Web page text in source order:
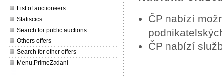
List of auctioneers
Statiscics
Search for public auctions
Others offers
Search for other offers
Menu.PrimeZadani
ČP nabízí
ČP nabízí